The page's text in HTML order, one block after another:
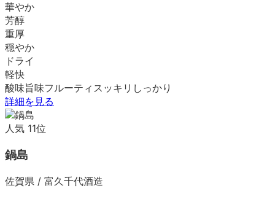
華やか
芳醇
重厚
穏やか
ドライ
軽快
酸味旨味フルーティ スッキリ しっかり
詳細を見る
人気 11位
鍋島
佐賀県 / 富久千代酒造